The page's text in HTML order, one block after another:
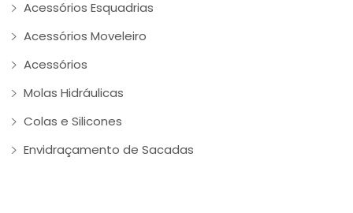
Acessórios Esquadrias
Acessórios Moveleiro
Acessórios
Molas Hidráulicas
Colas e Silicones
Envidraçamento de Sacadas